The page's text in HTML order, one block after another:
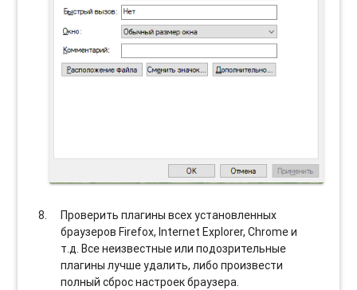
Проверить плагины всех установленных
браузеров Firefox, Internet Explorer, Chrome и
т.д. Все неизвестные или подозрительные
плагины лучше удалить, либо произвести
полный сброс настроек браузера.